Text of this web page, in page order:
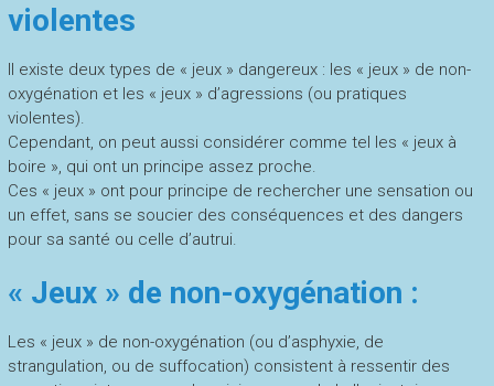
violentes
Il existe deux types de « jeux » dangereux : les « jeux » de non-
oxygénation et les « jeux » d’agressions (ou pratiques
violentes).
Cependant, on peut aussi considérer comme tel les « jeux à
boire », qui ont un principe assez proche.
Ces « jeux » ont pour principe de rechercher une sensation ou
un effet, sans se soucier des conséquences et des dangers
pour sa santé ou celle d’autrui.
« Jeux » de non-oxygénation :
Les « jeux » de non-oxygénation (ou d’asphyxie, de
strangulation, ou de suffocation) consistent à ressentir des